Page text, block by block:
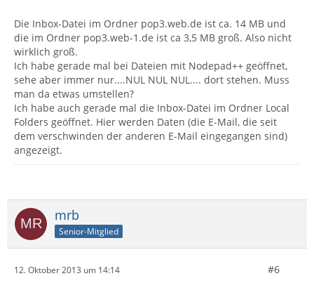
Die Inbox-Datei im Ordner pop3.web.de ist ca. 14 MB und
die im Ordner pop3.web-1.de ist ca 3,5 MB groß. Also nicht
wirklich groß.
Ich habe gerade mal bei Dateien mit Nodepad++ geöffnet,
sehe aber immer nur....NUL NUL NUL.... dort stehen. Muss
man da etwas umstellen?
Ich habe auch gerade mal die Inbox-Datei im Ordner Local
Folders geöffnet. Hier werden Daten (die E-Mail, die seit
dem verschwinden der anderen E-Mail eingegangen sind)
angezeigt.
mrb
Senior-Mitglied
12. Oktober 2013 um 14:14 #6